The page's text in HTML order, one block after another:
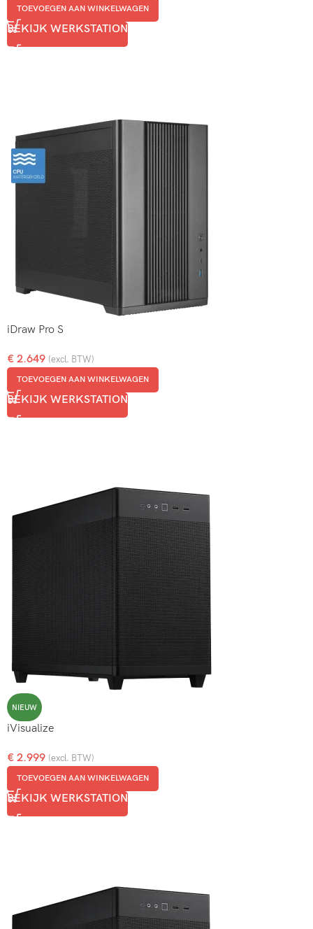
TOEVOEGEN AAN WINKELWAGEN
BEKIJK WERKSTATION
iDraw Pro S
€ 2.649 (excl. BTW)
TOEVOEGEN AAN WINKELWAGEN
BEKIJK WERKSTATION
NIEUW
iVisualize
€ 2.999 (excl. BTW)
TOEVOEGEN AAN WINKELWAGEN
BEKIJK WERKSTATION